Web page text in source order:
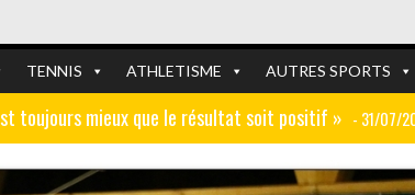
TENNIS ATHLETISME AUTRES SPORTS
toujours mieux que le résultat soit positif » - 31/07/
: « Le travail dans les centres de formation est
FOOTBALL FOOTBALL